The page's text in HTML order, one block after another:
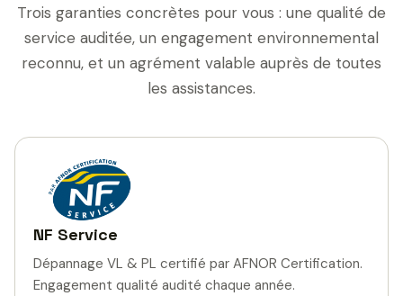
Trois garanties concrètes pour vous : une qualité de
service auditée, un engagement environnemental
reconnu, et un agrément valable auprès de toutes
les assistances.
NF Service
Dépannage VL & PL certifié par AFNOR Certification.
Engagement qualité audité chaque année.